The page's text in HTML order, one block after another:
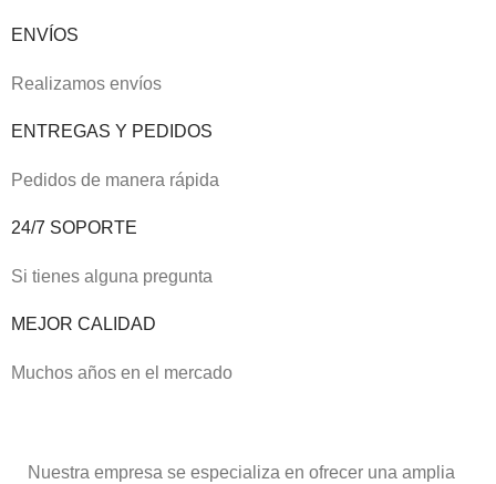
ENVÍOS
Realizamos envíos
ENTREGAS Y PEDIDOS
Pedidos de manera rápida
24/7 SOPORTE
Si tienes alguna pregunta
MEJOR CALIDAD
Muchos años en el mercado
Nuestra empresa se especializa en ofrecer una amplia